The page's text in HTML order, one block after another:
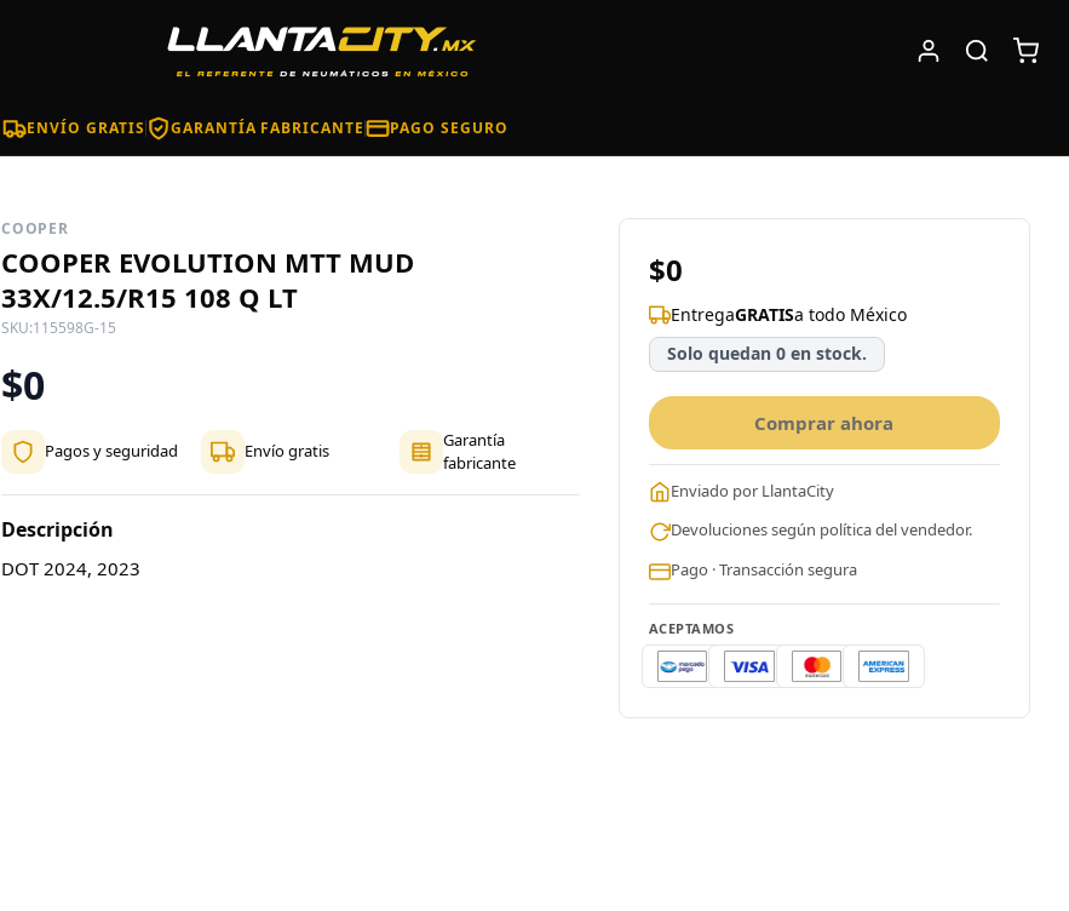
ENVÍO GRATIS GARANTÍA FABRICANTE PAGO SEGURO
COOPER
COOPER EVOLUTION MTT MUD
33X/12.5/R15 108 Q LT
SKU:115598G-15
$0
Pagos y seguridad Envío gratis
Garantía
fabricante
Descripción
DOT 2024, 2023
$0
EntregaGRATISa todo México
Solo quedan 0 en stock.
Comprar ahora
Enviado por LlantaCity
Devoluciones según política del vendedor.
Pago · Transacción segura
ACEPTAMOS